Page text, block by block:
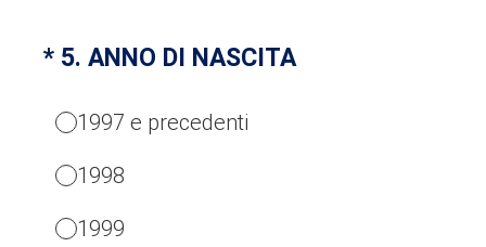
* 5. ANNO DI NASCITA
(Obbligatorio)
1997 e precedenti
1998
1999